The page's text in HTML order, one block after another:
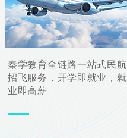
秦学教育全链路一站式民航
招飞服务，开学即就业，就
业即高薪